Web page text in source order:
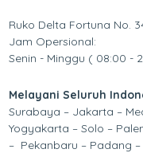
Ruko Delta Fortuna No.
Jam Opersional:
Senin - Minggu ( 08:00 -
Melayani Seluruh
Surabaya – Jakarta –
Yogyakarta – Solo –
– Pekanbaru – Padang